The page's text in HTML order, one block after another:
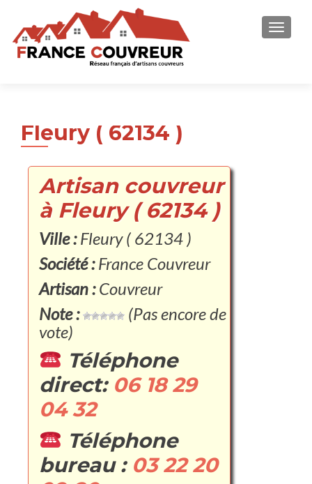
Fleury ( 62134 )
Artisan couvreur
à Fleury ( 62134 )
Ville :Fleury ( 62134 )
Société :France Couvreur
Artisan :Couvreur
Note :
(Pas encore de
vote)
Téléphone
direct: 06 18 29
04 32
Téléphone
bureau : 03 22 20